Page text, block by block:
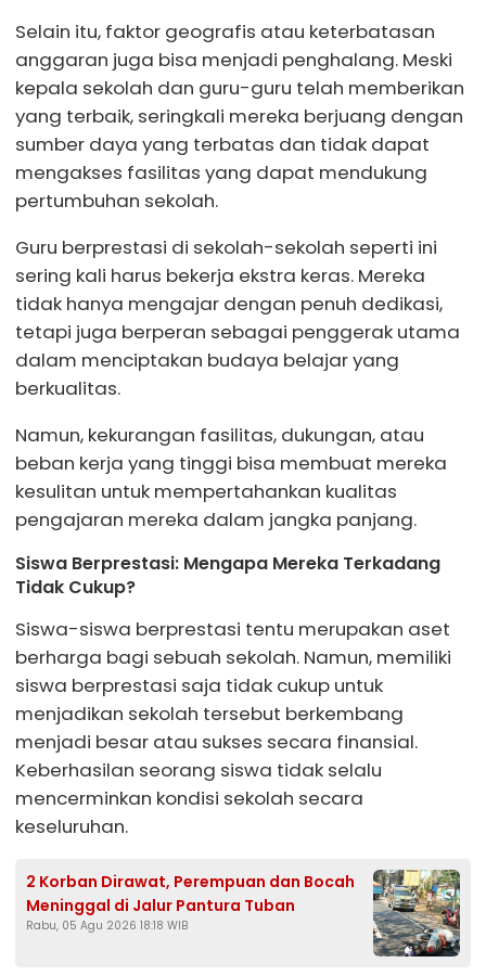
Selain itu, faktor geografis atau keterbatasan
anggaran juga bisa menjadi penghalang. Meski
kepala sekolah dan guru-guru telah memberikan
yang terbaik, seringkali mereka berjuang dengan
sumber daya yang terbatas dan tidak dapat
mengakses fasilitas yang dapat mendukung
pertumbuhan sekolah.
Guru berprestasi di sekolah-sekolah seperti ini
sering kali harus bekerja ekstra keras. Mereka
tidak hanya mengajar dengan penuh dedikasi,
tetapi juga berperan sebagai penggerak utama
dalam menciptakan budaya belajar yang
berkualitas.
Namun, kekurangan fasilitas, dukungan, atau
beban kerja yang tinggi bisa membuat mereka
kesulitan untuk mempertahankan kualitas
pengajaran mereka dalam jangka panjang.
Siswa Berprestasi: Mengapa Mereka Terkadang
Tidak Cukup?
Siswa-siswa berprestasi tentu merupakan aset
berharga bagi sebuah sekolah. Namun, memiliki
siswa berprestasi saja tidak cukup untuk
menjadikan sekolah tersebut berkembang
menjadi besar atau sukses secara finansial.
Keberhasilan seorang siswa tidak selalu
mencerminkan kondisi sekolah secara
keseluruhan.
2 Korban Dirawat, Perempuan dan Bocah
Meninggal di Jalur Pantura Tuban
Rabu, 05 Agu 2026 18:18 WIB